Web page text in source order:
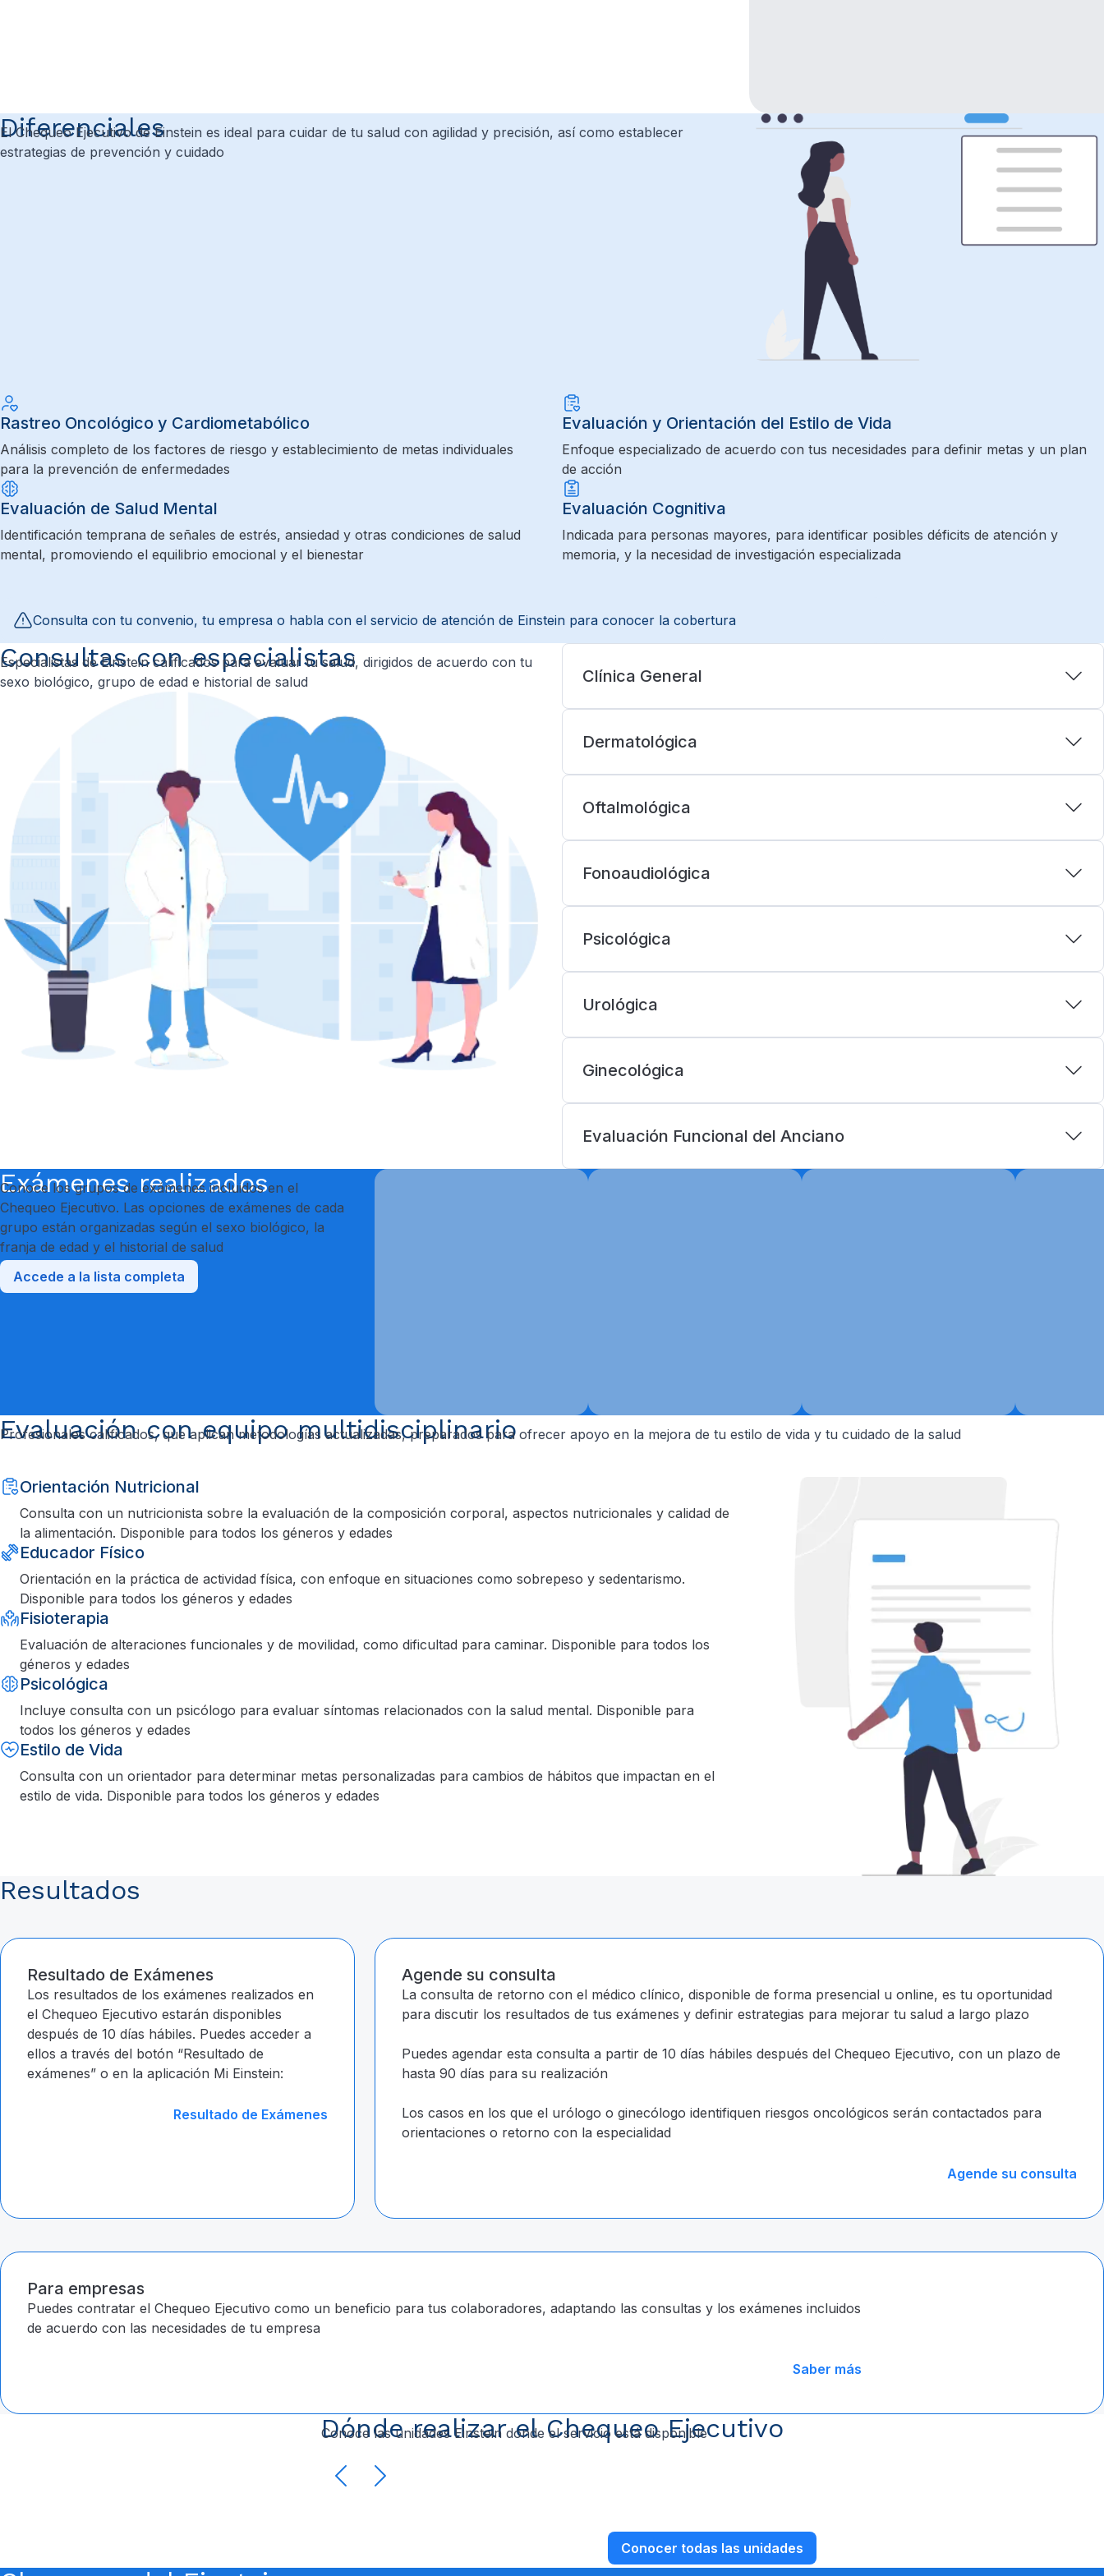
Diferenciales
El Chequeo Ejecutivo de Einstein es ideal para cuidar de tu salud con agilidad y precisión, así como establecer
estrategias de prevención y cuidado
Rastreo Oncológico y Cardiometabólico
Análisis completo de los factores de riesgo y establecimiento de metas individuales
para la prevención de enfermedades
Evaluación de Salud Mental
Identificación temprana de señales de estrés, ansiedad y otras condiciones de salud
mental, promoviendo el equilibrio emocional y el bienestar
Evaluación y Orientación del Estilo de Vida
Enfoque especializado de acuerdo con tus necesidades para definir metas y un plan
de acción
Evaluación Cognitiva
Indicada para personas mayores, para identificar posibles déficits de atención y
memoria, y la necesidad de investigación especializada
Consulta con tu convenio, tu empresa o habla con el servicio de atención de Einstein para conocer la cobertura
Consultas con especialistas
Especialistas de Einstein calificados para evaluar tu salud, dirigidos de acuerdo con tu
sexo biológico, grupo de edad e historial de salud
Clínica General
Dermatológica
Oftalmológica
Fonoaudiológica
Psicológica
Urológica
Ginecológica
Evaluación Funcional del Anciano
Exámenes realizados
Conoce los grupos de exámenes incluidos en el
Chequeo Ejecutivo. Las opciones de exámenes de cada
grupo están organizadas según el sexo biológico, la
franja de edad y el historial de salud
Accede a la lista completa
Evaluación con equipo multidisciplinario
Profesionales calificados, que aplican metodologías actualizadas, preparados para ofrecer apoyo en la mejora de tu estilo de vida y tu cuidado de la salud
Orientación Nutricional
Consulta con un nutricionista sobre la evaluación de la composición corporal, aspectos nutricionales y calidad de
la alimentación. Disponible para todos los géneros y edades
Educador Físico
Orientación en la práctica de actividad física, con enfoque en situaciones como sobrepeso y sedentarismo.
Disponible para todos los géneros y edades
Fisioterapia
Evaluación de alteraciones funcionales y de movilidad, como dificultad para caminar. Disponible para todos los
géneros y edades
Psicológica
Incluye consulta con un psicólogo para evaluar síntomas relacionados con la salud mental. Disponible para
todos los géneros y edades
Estilo de Vida
Consulta con un orientador para determinar metas personalizadas para cambios de hábitos que impactan en el
estilo de vida. Disponible para todos los géneros y edades
Resultados
Resultado de Exámenes
Los resultados de los exámenes realizados en
el Chequeo Ejecutivo estarán disponibles
después de 10 días hábiles. Puedes acceder a
ellos a través del botón “Resultado de
exámenes” o en la aplicación Mi Einstein:
Resultado de Exámenes
Agende su consulta
La consulta de retorno con el médico clínico, disponible de forma presencial u online, es tu oportunidad
para discutir los resultados de tus exámenes y definir estrategias para mejorar tu salud a largo plazo
Puedes agendar esta consulta a partir de 10 días hábiles después del Chequeo Ejecutivo, con un plazo de
hasta 90 días para su realización
Los casos en los que el urólogo o ginecólogo identifiquen riesgos oncológicos serán contactados para
orientaciones o retorno con la especialidad
Agende su consulta
Para empresas
Puedes contratar el Chequeo Ejecutivo como un beneficio para tus colaboradores, adaptando las consultas y los exámenes incluidos
de acuerdo con las necesidades de tu empresa
Saber más
Dónde realizar el Chequeo Ejecutivo
Conoce las unidades Einstein donde el servicio está disponible
Conocer todas las unidades